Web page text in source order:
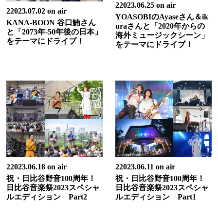
22023.07.02 on air
KANA-BOON 谷口鮪さん
と「2073年-50年後の日本」
をテーマにドライブ！
22023.06.25 on air
YOASOBIのAyaseさん＆ik
uraさんと「2020年からの
海外ミュージックシーン」
をテーマにドライブ！
22023.06.18 on air
祝・日比谷野音100周年！
日比谷音楽祭2023スペシャ
ルエディション Part2
22023.06.11 on air
祝・日比谷野音100周年！
日比谷音楽祭2023スペシャ
ルエディション Part1